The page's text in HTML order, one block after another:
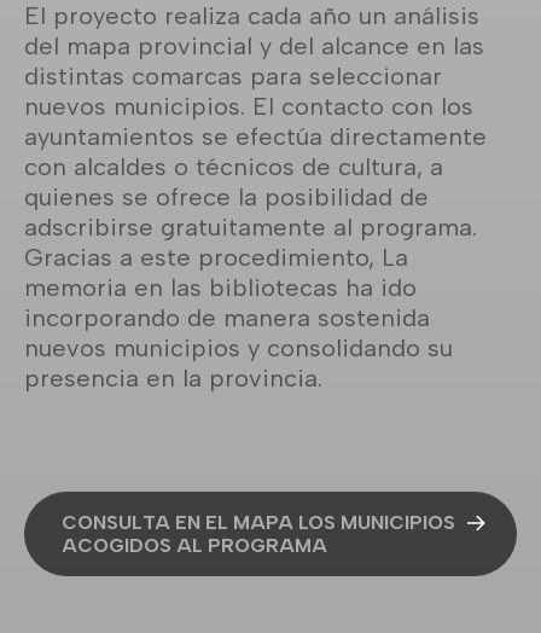
El proyecto realiza cada año un análisis
del mapa provincial y del alcance en las
distintas comarcas para seleccionar
nuevos municipios. El contacto con los
ayuntamientos se efectúa directamente
con alcaldes o técnicos de cultura, a
quienes se ofrece la posibilidad de
adscribirse gratuitamente al programa.
Gracias a este procedimiento, La
memoria en las bibliotecas ha ido
incorporando de manera sostenida
nuevos municipios y consolidando su
presencia en la provincia.
CONSULTA EN EL MAPA LOS MUNICIPIOS
ACOGIDOS AL PROGRAMA